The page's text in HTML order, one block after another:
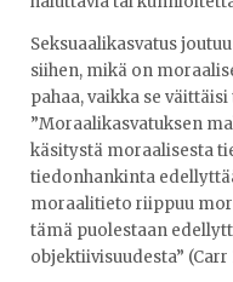
Seksuaalikasvatus
siihen, mikä on
pahaa, vaikka se
”Moraalikasvatuksen
käsitystä moraalisesta
tiedonhankinta
moraalitieto riippuu
tämä puolestaan
objektiivisuudesta” (Carr